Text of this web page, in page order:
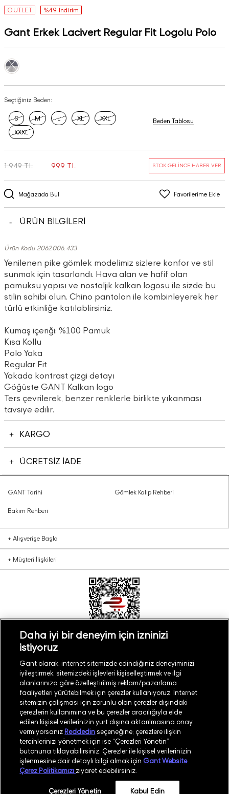
OUTLET %49 İndirim
Gant Erkek Lacivert Regular Fit Logolu Polo
Seçtiğiniz Beden:
S M L XL
XXL
XXXL
Beden Tablosu
Mağazada Bul Favorilerime Ekle
1.949 TL 999 TL STOK GELİNCE HABER VER
ÜRÜN BİLGİLERİ
Ürün Kodu 2062006.433
Yenilenen pike gömlek modelimiz sizlere konfor ve stil
sunmak için tasarlandı. Hava alan ve hafif olan
pamuksu yapısı ve nostaljik kalkan logosu ile sizde bu
stilin sahibi olun. Chino pantolon ile kombinleyerek her
türlü etkinliğe katılablirsiniz.
Kumaş içeriği: %100 Pamuk
Kısa Kollu
Polo Yaka
Regular Fit
Yakada kontrast çizgi detayı
Göğüste GANT Kalkan logo
Ters çevrilerek, benzer renklerle birlikte yıkanması
tavsiye edilir.
KARGO
ÜCRETSİZ İADE
GANT Tarihi Gömlek Kalıp Rehberi
Bakım Rehberi
+ Alışverişe Başla
+ Müşteri İlişkileri
Türkiye Mağaza Bul
©2026GANT
İşlem Rehberi Site Haritası
Güvenlik Politikası Kullanım Koşulları
Whatsapp Aydınlatma Metni
Daha iyi bir deneyim için izninizi
istiyoruz
Gant olarak, internet sitemizde edindiğiniz deneyiminizi
iyileştirmek, sitemizdeki işlevleri kişiselleştirmek ve ilgi
alanlarınıza göre özelleştirilmiş reklam/pazarlama
faaliyetleri yürütebilmek için çerezler kullanıyoruz. İnternet
sitemizin çalışması için zorunlu olan çerezler dışındaki
çerezlerin kullanımına ve bu çerezler aracılığıyla elde
edilen kişisel verilerinizin yurt dışına aktarılmasına onay
vermiyorsanız Reddedin seçeneğine; çerezlere ilişkin
tercihlerinizi yönetmek için ise “Çerezleri Yönetin”
butonuna tıklayabilirsiniz. Çerezler ile kişisel verilerinizin
işlenmesine dair detaylı bilgi almak için Gant Website
Çerez Politikamızı ziyaret edebilirsiniz.
Çerezleri Yönetin Kabul Edin